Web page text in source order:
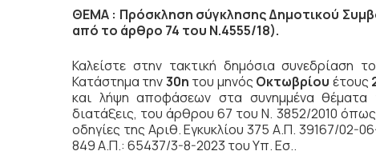
ΘΕΜΑ : Πρόσκληση σύγκλησης Δημοτικού
από το άρθρο 74 του Ν.4555/18).
Καλείστε στην τακτική δημόσια συνεδρίαση
Κατάστημα την30η του μηνός Οκτωβρίου έτους
και λήψη αποφάσεων στα συνημμένα θέματα
διατάξεις, του άρθρου 67 του Ν. 3852/2010
οδηγίες της Αριθ. Εγκυκλίου 375 Α.Π. 39167/02-
849 Α.Π.: 65437/3-8-2023 του Υπ. Εσ..